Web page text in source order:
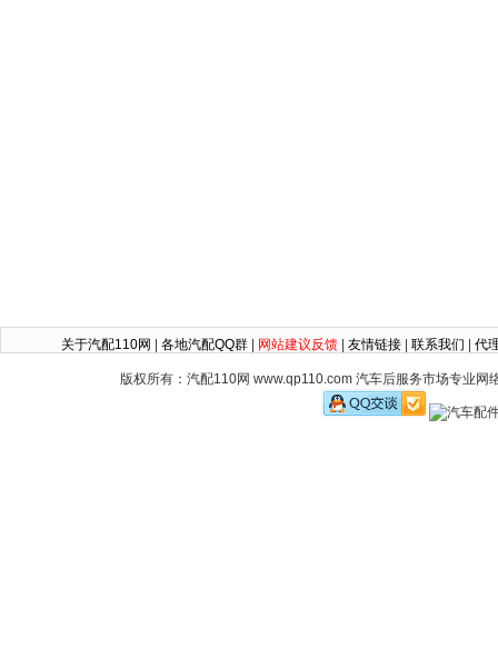
关于汽配110网 各地汽配QQ群 网站建议反馈 友情链接 联系我们 代
版权所有：汽配110网 www.qp110.com 汽车后服务市场专业网